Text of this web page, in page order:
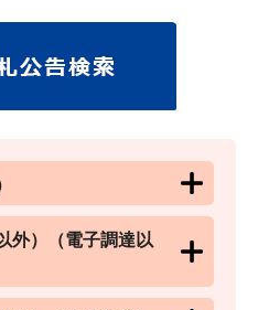
外）（電子調達以